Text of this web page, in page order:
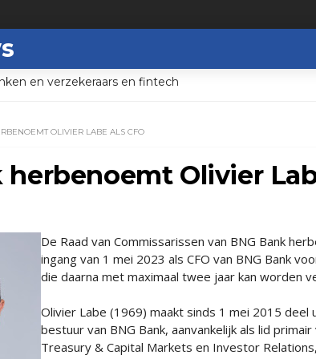
en verzekeraars en fintech
OLIVIER LABE ALS CFO
herbenoemt Olivier
De Raad van Commissarissen van BNG Bank
ingang van 1 mei 2023 als CFO van BNG Bank
die daarna met maximaal twee jaar kan worden
Olivier Labe (1969) maakt sinds 1 mei 2015 deel
bestuur van BNG Bank, aanvankelijk als lid
Treasury & Capital Markets en Investor